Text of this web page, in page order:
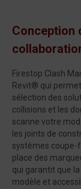
Conception
Firestop Clash
Revit® qui
sélection des
collisions et les
scanne votre
les joints de
systèmes coupe-
place des
qui garantit que
modèle et